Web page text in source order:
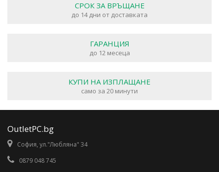
СРОК ЗА ВРЪЩАНЕ
до 14 дни от доставката
ГАРАНЦИЯ
до 12 месеца
КУПИ НА ИЗПЛАЩАНЕ
само за 20 минути
OutletPC.bg
София, ул."Любляна" 34
0879 048 745